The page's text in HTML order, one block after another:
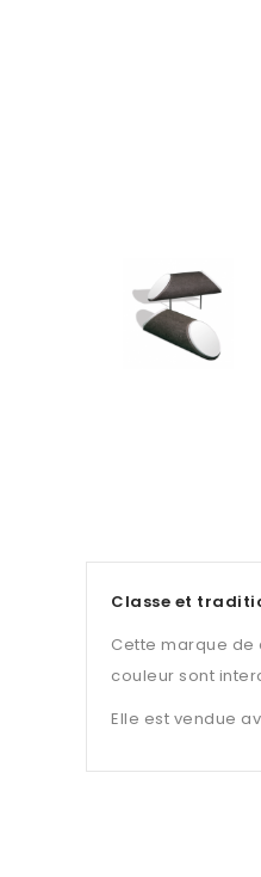
Classe et
Cette marque de
couleur sont
Elle est vendue